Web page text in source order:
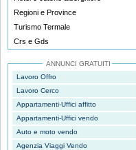
Regioni e Province
Turismo Termale
Crs e Gds
ANNUNCI GRATUITI
Lavoro Offro
Lavoro Cerco
Appartamenti-Uffici affitto
Appartamenti-Uffici vendo
Auto e moto vendo
Agenzia Viaggi Vendo